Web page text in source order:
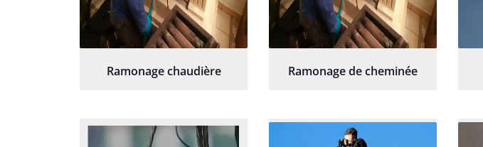
Ramonage chaudière Ramonage de cheminée